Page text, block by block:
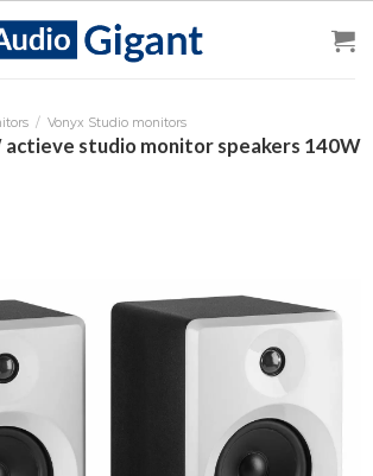
/ Vonyx Studio monitors
actieve studio monitor speakers 140W